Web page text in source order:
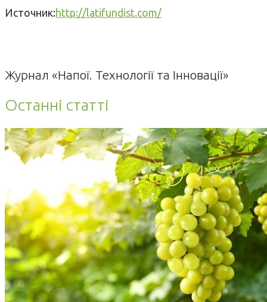
Источник:http://latifundist.com/
Журнал «Напої. Технології та Інновації»
Останні статті